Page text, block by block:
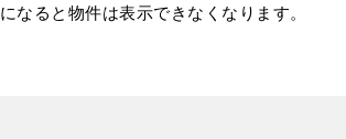
なると物件は表示できなくなります。